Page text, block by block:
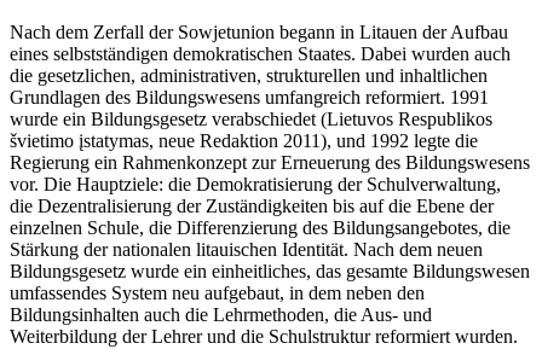
Nach dem Zerfall der Sowjetunion begann in Litauen der Aufbau
eines selbstständigen demokratischen Staates. Dabei wurden auch
die gesetzlichen, administrativen, strukturellen und inhaltlichen
Grundlagen des Bildungswesens umfangreich reformiert. 1991
wurde ein Bildungsgesetz verabschiedet (Lietuvos Respublikos
švietimo įstatymas, neue Redaktion 2011), und 1992 legte die
Regierung ein Rahmenkonzept zur Erneuerung des Bildungswesens
vor. Die Hauptziele: die Demokratisierung der Schulverwaltung,
die Dezentralisierung der Zuständigkeiten bis auf die Ebene der
einzelnen Schule, die Differenzierung des Bildungsangebotes, die
Stärkung der nationalen litauischen Identität. Nach dem neuen
Bildungsgesetz wurde ein einheitliches, das gesamte Bildungswesen
umfassendes System neu aufgebaut, in dem neben den
Bildungsinhalten auch die Lehrmethoden, die Aus- und
Weiterbildung der Lehrer und die Schulstruktur reformiert wurden.